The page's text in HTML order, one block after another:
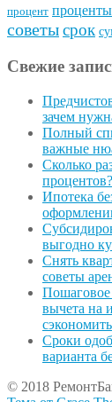
процент проценты
советысрок
Свежие
зачем
Полный
важные
Сколько
Ипотека
выгодно
Снять
советы
Пошаговое
вычета на
сэкономить
Сроки
варианта
© 2018